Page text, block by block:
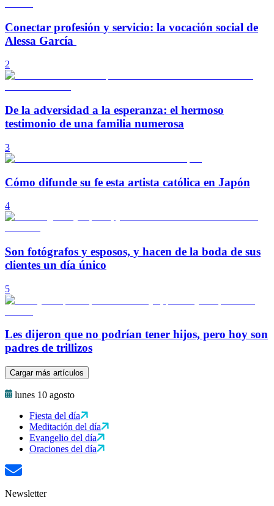
Conectar profesión y servicio: la vocación social de
Alessa García
2
De la adversidad a la esperanza: el hermoso
testimonio de una familia numerosa
3
Cómo difunde su fe esta artista católica en Japón
4
Son fotógrafos y esposos, y hacen de la boda de sus
clientes un día único
5
Les dijeron que no podrían tener hijos, pero hoy son
padres de trillizos
Cargar más artículos
lunes 10 agosto
Fiesta del día
Meditación del día
Evangelio del día
Oraciones del día
Newsletter